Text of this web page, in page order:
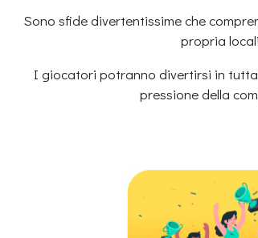
Sono sfide divertentissime che
propria
I giocatori potranno divertirsi in
pressione della